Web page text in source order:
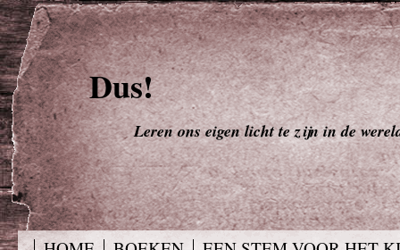
Dus!
Leren ons eigen licht te zijn in de